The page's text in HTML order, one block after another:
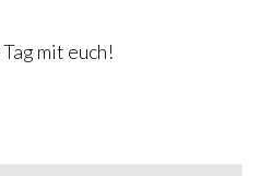
mit euch!